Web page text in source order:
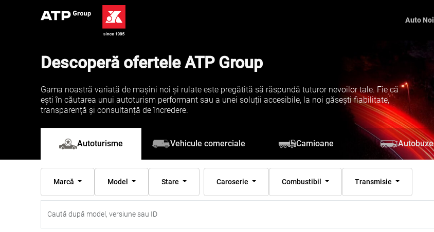
Auto Noi
Descoperă ofertele ATP Group
Gama noastră variată de mașini noi și rulate este pregătită să răspundă tuturor nevoilor tale. Fie că
ești în căutarea unui autoturism performant sau a unei soluții accesibile, la noi găsești fiabilitate,
transparență și consultanță de încredere.
Autoturisme Vehicule comerciale Camioane Autobuze
Marcă Model Stare Caroserie Combustibil Transmisie